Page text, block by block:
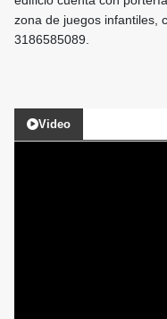
zona de juegos infantiles,
3186585089.
Video